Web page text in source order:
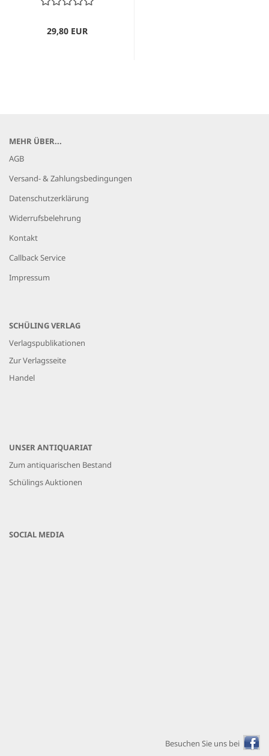
29,80 EUR
MEHR ÜBER...
AGB
Versand- & Zahlungsbedingungen
Datenschutzerklärung
Widerrufsbelehrung
Kontakt
Callback Service
Impressum
SCHÜLING VERLAG
Verlagspublikationen
Zur Verlagsseite
Handel
UNSER ANTIQUARIAT
Zum antiquarischen Bestand
Schülings Auktionen
SOCIAL MEDIA
Besuchen Sie uns bei